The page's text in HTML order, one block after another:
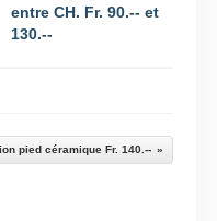
entre CH. Fr. 90.-- et
130.--
pied céramique Fr. 140.--